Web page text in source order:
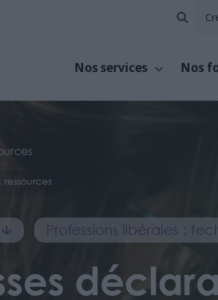
Nos services Nos
Professions libérales :